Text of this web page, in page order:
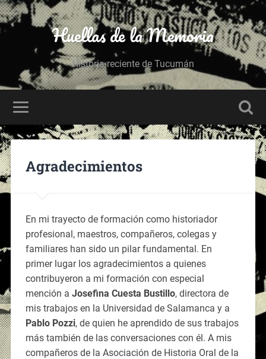
Huellas de la Memoria
Historia reciente de Tucumán
Agradecimientos
En mi trayecto de formación como historiador
profesional, maestros, compañeros, colegas y
familiares han sido un pilar fundamental. En
primer lugar los agradecimientos a quienes
contribuyeron a mi formación con especial
mención a Josefina Cuesta Bustillo, directora de
mis trabajos en la Universidad de Salamanca y a
Pablo Pozzi, de quien he aprendido de sus trabajos
más también de las conversaciones con él. A mis
compañeros de la Asociación de Historia Oral de la